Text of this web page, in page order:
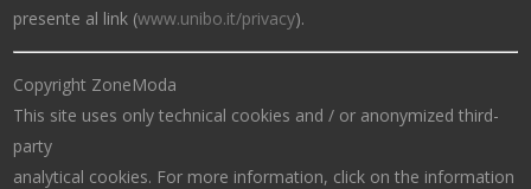
presente al link (www.unibo.it/privacy).
Copyright ZoneModa
This site uses only technical cookies and / or anonymized third-
party
analytical cookies. For more information, click on the information